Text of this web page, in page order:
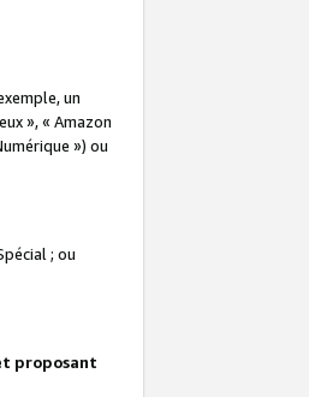
un
», « Amazon
») ou
; ou
proposant